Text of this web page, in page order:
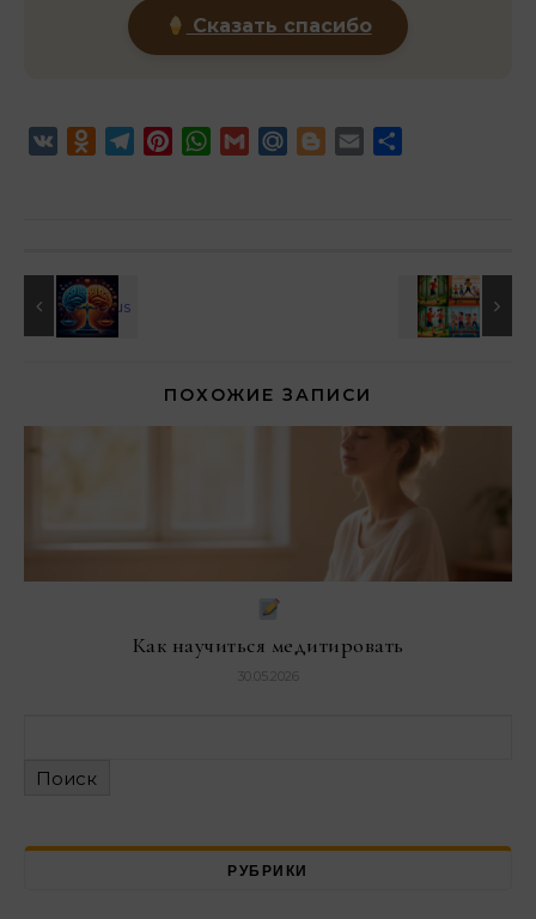
Сказать спасибо
VK Odnoklassniki
Telegram
PinterestWhatsApp
GmailMail.RuBlogger
Email
ПОХОЖИЕ ЗАПИСИ
Как научиться медитировать
30.05.2026
Поиск
РУБРИКИ